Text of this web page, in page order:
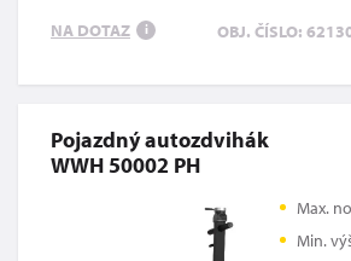
NA DOTAZ i OBJ. ČÍSLO:
Pojazdný autozdvihák
WWH 50002 PH
Max.
Min.